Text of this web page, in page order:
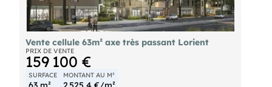
Vente cellule 63m² axe très passant Lorient
PRIX DE VENTE
159 100 €
SURFACE MONTANT AU M²